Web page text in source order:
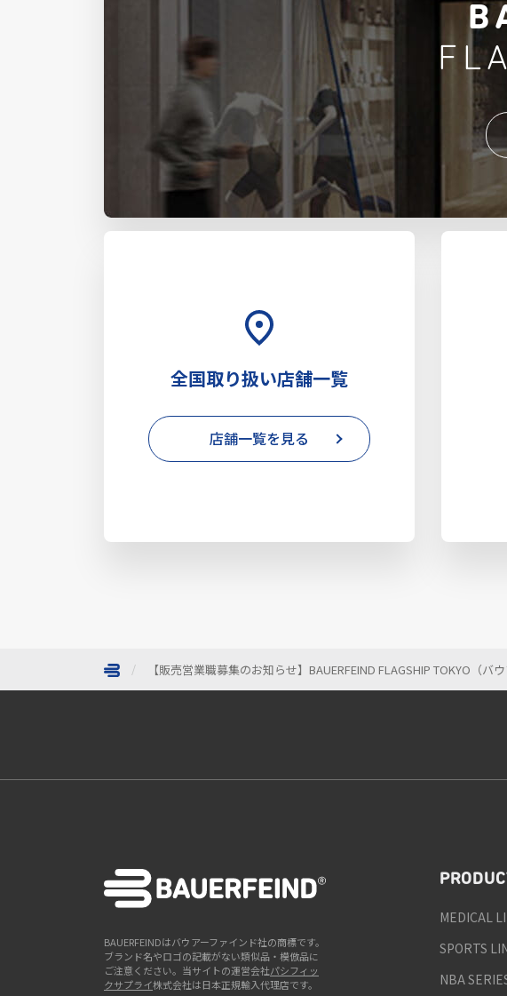
全国取り扱い店舗一覧
店舗一覧を見る
【販売営業職募集のお知らせ】BAUERFEIND FLAGSHIP TOKYO（バ
ページトップへ
BAUERFEINDはバウアーファインド社の商標です。
ブランド名やロゴの記載がない類似品・模倣品に
ご注意ください。当サイトの運営会社パシフィッ
クサプライ株式会社は日本正規輸入代理店です。
MEDICAL
SPORTS
NBA